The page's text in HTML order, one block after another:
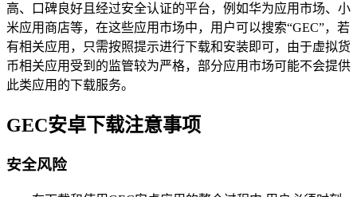
高、口碑良好且经过安全认证的平台，例如华为应用市场、小
米应用商店等，在这些应用市场中，用户可以搜索“GEC”，若
有相关应用，只需按照提示进行下载和安装即可，由于虚拟货
币相关应用受到的监管较为严格，部分应用市场可能不会提供
此类应用的下载服务。
GEC安卓下载注意事项
安全风险